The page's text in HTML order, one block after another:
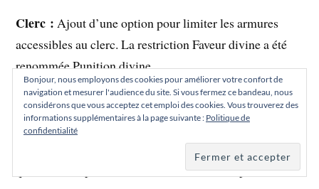
Clerc : Ajout d’une option pour limiter les armures
accessibles au clerc. La restriction Faveur divine a été
renommée Punition divine.
Moine :Reformulation de la restriction Vœu de
pauvreté. Suppression de la variante du Vœu de
pauvreté. Reformulation de la capacité Vigilance pour
qu’elle corresponde à celle du barbare et du paladin.
Bonjour, nous employons des cookies pour améliorer votre confort de
navigation et mesurer l'audience du site. Si vous fermez ce bandeau, nous
considérons que vous acceptez cet emploi des cookies. Vous trouverez des
informations supplémentaires à la page suivante : Politique de
confidentialité